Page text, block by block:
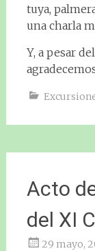
tuya,
una charla
Y, a pesar
Acto
del XI
29 mayo,